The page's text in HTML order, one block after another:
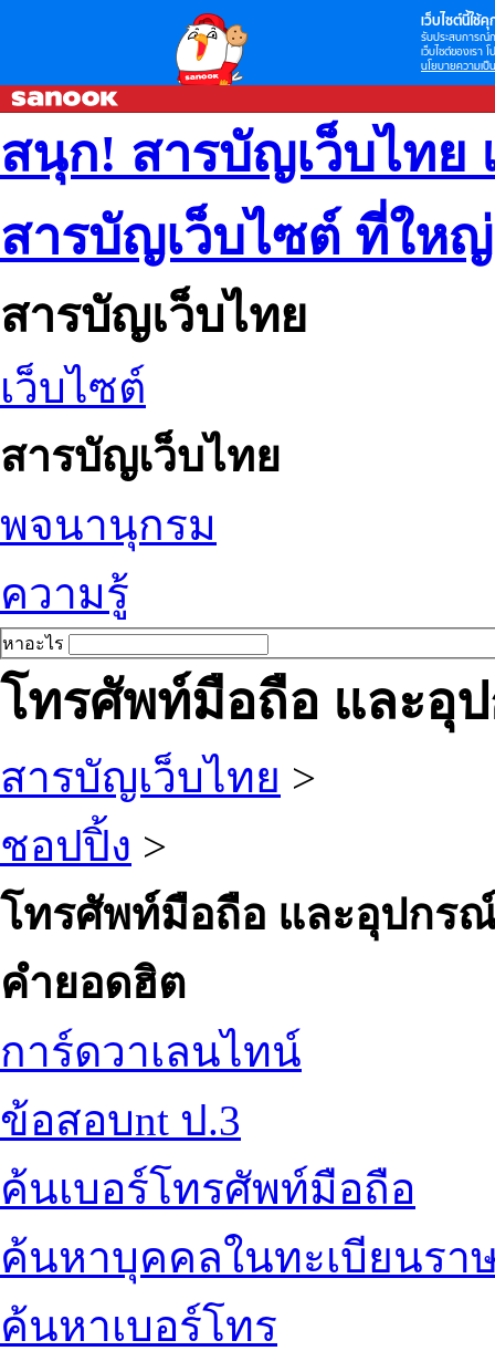
เว็บไซต์นี้ใช้คุ
รับประสบการณ์
เว็บไซต์ของเรา
นโยบายความเป็
สนุก! สารบัญเว็บไทย
สารบัญเว็บไซต์ ที่ให
สารบัญเว็บไทย
เว็บไซต์
สารบัญเว็บไทย
พจนานุกรม
ความรู้
หาอะไร
โทรศัพท์มือถือ และอุ
สารบัญเว็บไทย >
ชอปปิ้ง >
โทรศัพท์มือถือ และอุปกร
คำยอดฮิต
การ์ดวาเลนไทน์
ข้อสอบnt ป.3
ค้นเบอร์โทรศัพท์มือถือ
ค้นหาบุคคลในทะเบียนรา
ค้นหาเบอร์โทร